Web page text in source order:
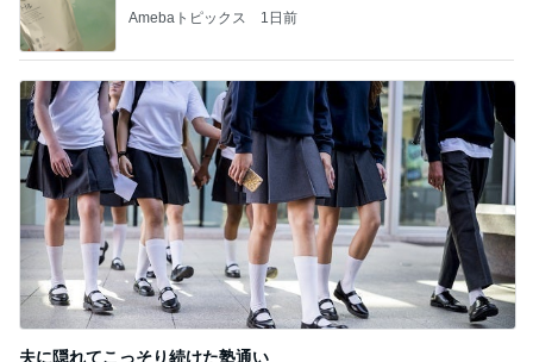
夫に隠れてこっそり続けた塾通い
Amebaトピックス
記事を読む
テキトーながら品数多めのお弁当
Amebaトピックス 1日前
名前に入っているから好きなお花
Amebaトピックス 1日前